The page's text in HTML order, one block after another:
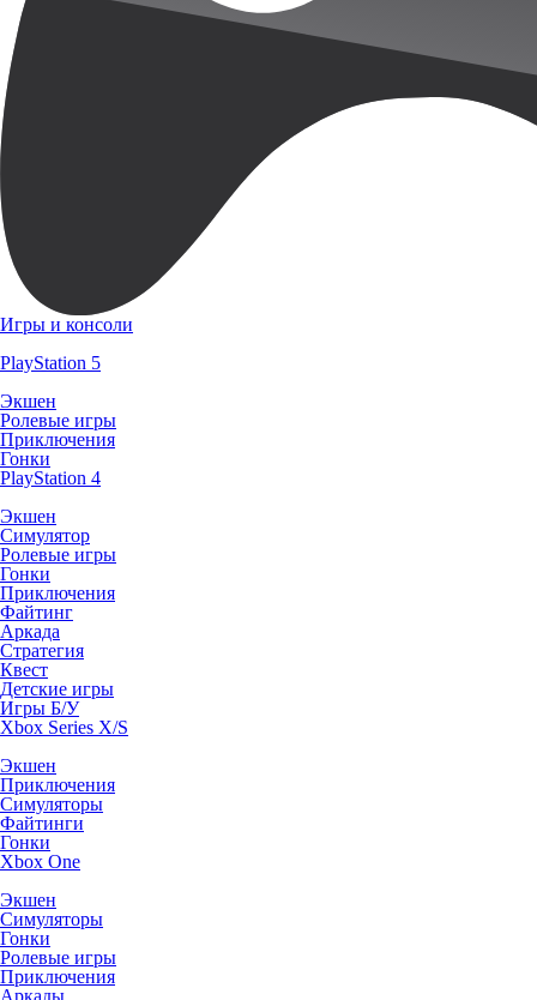
Игры и консоли
PlayStation 5
Экшен
Ролевые игры
Приключения
Гонки
PlayStation 4
Экшен
Симулятор
Ролевые игры
Гонки
Приключения
Файтинг
Аркада
Стратегия
Квест
Детские игры
Игры Б/У
Xbox Series X/S
Экшен
Приключения
Симуляторы
Файтинги
Гонки
Xbox One
Экшен
Симуляторы
Гонки
Ролевые игры
Приключения
Аркады